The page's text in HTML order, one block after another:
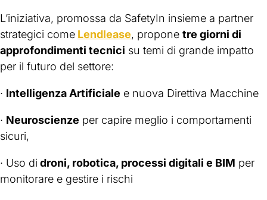
L’iniziativa, promossa da SafetyIn insieme a partner
strategici come Lendlease, propone tre giorni di
approfondimenti tecnici su temi di grande impatto
per il futuro del settore:
· Intelligenza Artificiale e nuova Direttiva Macchine
· Neuroscienze per capire meglio i comportamenti
sicuri,
· Uso di droni, robotica, processi digitali e BIM per
monitorare e gestire i rischi